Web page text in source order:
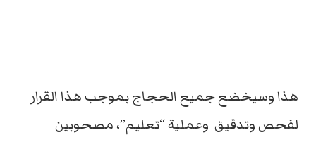
هذا وسيخضع جميع الحجاج بموجب هذا القرار
لفحص وتدقيق وعملية “تعليم”، مصحوبين